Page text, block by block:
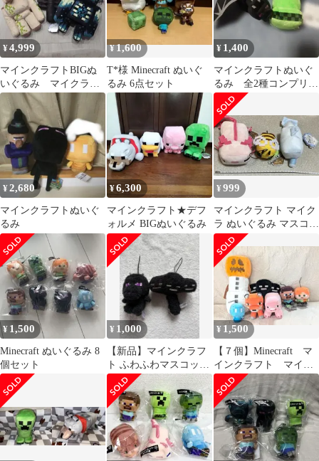
¥4,999
マインクラフトBIGぬ
いぐるみ マイクラ
ぬいぐるみ セット
¥1,600
T*様 Minecraft ぬいぐ
るみ 6点セット
¥ 1,400
マインクラフトぬいぐ
るみ 全2種コンプリー
トセット
¥2,680
マインクラフトぬいぐ
るみ
¥6,300
マインクラフト★デフ
ォルメ BIGぬいぐるみ
¥999
マインクラフト マイク
ラ ぬいぐるみ マスコッ
ト まとめ売り
¥ 1,500
Minecraft ぬいぐるみ 8
個セット
¥ 1,000
【新品】マインクラフ
ト ふわふわマスコット
セット
¥ 1,500
【７個】Minecraft マ
インクラフト マイク
ラ ぬいぐるみBIGぬい
ぐるみ